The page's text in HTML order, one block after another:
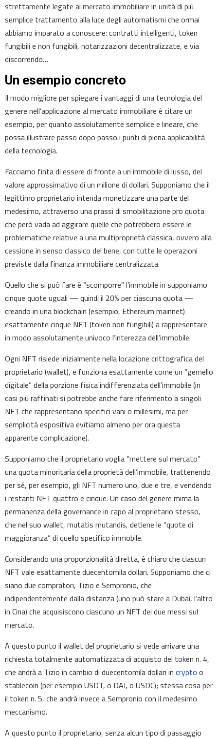
strettamente legate al mercato immobiliare in unità di più
semplice trattamento alla luce degli automatismi che ormai
abbiamo imparato a conoscere: contratti intelligenti, token
fungibili e non fungibili, notarizzazioni decentralizzate, e via
discorrendo…
Un esempio concreto
Il modo migliore per spiegare i vantaggi di una tecnologia del
genere nell’applicazione al mercato immobiliare è citare un
esempio, per quanto assolutamente semplice e lineare, che
possa illustrare passo dopo passo i punti di piena applicabilità
della tecnologia.
Facciamo finta di essere di fronte a un immobile di lusso, del
valore approssimativo di un milione di dollari. Supponiamo che il
legittimo proprietario intenda monetizzare una parte del
medesimo, attraverso una prassi di smobilitazione pro quota
che però vada ad aggirare quelle che potrebbero essere le
problematiche relative a una multiproprietà classica, ovvero alla
cessione in senso classico del bene, con tutte le operazioni
previste dalla finanza immobiliare centralizzata.
Quello che si può fare è “scomporre” l’immobile in supponiamo
cinque quote uguali — quindi il 20% per ciascuna quota —
creando in una blockchain (esempio, Ethereum mainnet)
esattamente cinque NFT (token non fungibili) a rappresentare
in modo assolutamente univoco l’interezza dell’immobile.
Ogni NFT risiede inizialmente nella locazione crittografica del
proprietario (wallet), e funziona esattamente come un “gemello
digitale” della porzione fisica indifferenziata dell’immobile (in
casi più raffinati si potrebbe anche fare riferimento a singoli
NFT che rappresentano specifici vani o millesimi, ma per
semplicità espositiva evitiamo almeno per ora questa
apparente complicazione).
Supponiamo che il proprietario voglia “mettere sul mercato”
una quota minoritaria della proprietà dell’immobile, trattenendo
per sé, per esempio, gli NFT numero uno, due e tre, e vendendo
i restanti NFT quattro e cinque. Un caso del genere mima la
permanenza della governance in capo al proprietario stesso,
che nel suo wallet, mutatis mutandis, detiene le “quote di
maggioranza” di quello specifico immobile.
Considerando una proporzionalità diretta, è chiaro che ciascun
NFT vale esattamente duecentomila dollari. Supponiamo che ci
siano due compratori, Tizio e Sempronio, che
indipendentemente dalla distanza (uno può stare a Dubai, l’altro
in Cina) che acquisiscono ciascuno un NFT dei due messi sul
mercato.
A questo punto il wallet del proprietario si vede arrivare una
richiesta totalmente automatizzata di acquisto del token n. 4,
che andrà a Tizio in cambio di duecentomila dollari in crypto o
stablecoin (per esempio USDT, o DAI, o USDC); stessa cosa per
il token n. 5, che andrà invece a Sempronio con il medesimo
meccanismo.
A questo punto il proprietario, senza alcun tipo di passaggio